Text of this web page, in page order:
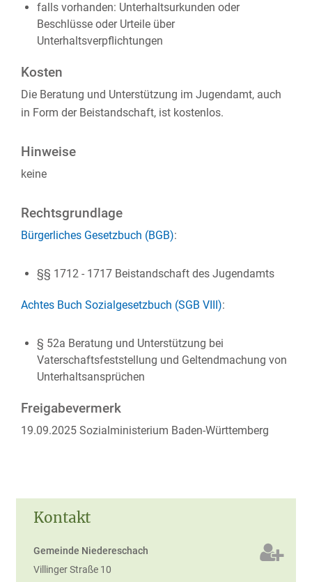
Kontakt
Gemeinde Niedereschach
Villinger Straße 10
falls vorhanden: Unterhaltsurkunden oder
Beschlüsse oder Urteile über
Unterhaltsverpflichtungen
Kosten
Die Beratung und Unterstützung im Jugendamt, auch
in Form der Beistandschaft, ist kostenlos.
Hinweise
keine
Rechtsgrundlage
Bürgerliches Gesetzbuch (BGB):
§§ 1712 - 1717 Beistandschaft des Jugendamts
Achtes Buch Sozialgesetzbuch (SGB VIII):
§ 52a Beratung und Unterstützung bei
Vaterschaftsfeststellung und Geltendmachung von
Unterhaltsansprüchen
Freigabevermerk
19.09.2025 Sozialministerium Baden-Württemberg